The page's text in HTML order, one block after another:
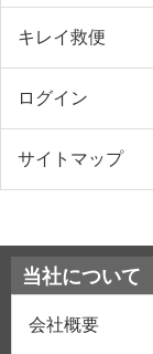
キレイ救便
ログイン
サイトマップ
当社について
会社概要